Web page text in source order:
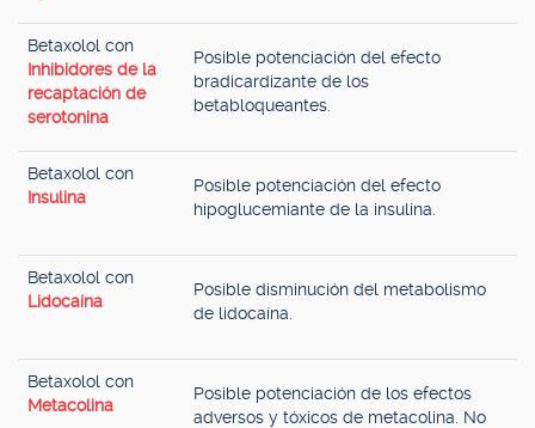
Betaxolol con
Inhibidores de la
recaptación de
serotonina
Posible potenciación del efecto
bradicardizante de los
betabloqueantes.
Betaxolol con
Insulina
Posible potenciación del efecto
hipoglucemiante de la insulina.
Betaxolol con
Lidocaína
Posible disminución del metabolismo
de lidocaína.
Betaxolol con
Metacolina
Posible potenciación de los efectos
adversos y tóxicos de metacolina. No